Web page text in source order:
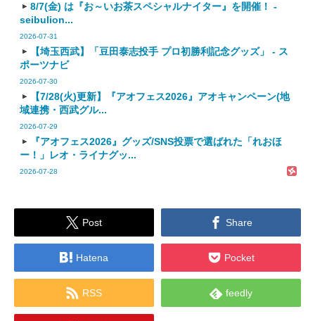
8/7(金) は『お～いお茶スペシャルナイター』を開催！ -
seibulion...
2026-07-31
【埼玉西武】「豆田泰志投手 プロ初勝利記念グッズ」 - ス
ポーツナビ
2026-07-30
【7/28(火)更新】『アオフェス2026』アオキャンペーン(地
域連携・西武グル...
2026-07-29
『アオフェス2026』グッズ/SNS投票で選ばれた「れおほ
ー！」レオ・ライナグッ...
2026-07-28
 Post  Share
 Hatena  Pocket
 RSS  feedly